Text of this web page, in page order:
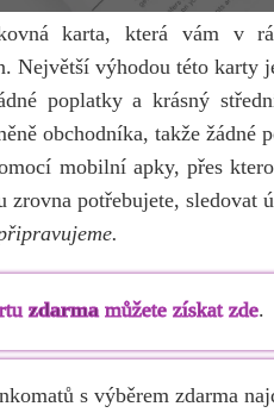
karta, která vám v
Největší výhodou této karty
poplatky a krásný
obchodníka, takže žádné
mobilní apky, přes
zrovna potřebujete, sledovat
zdarma můžete získat zde.
s výběrem zdarma